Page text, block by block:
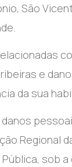
São
e
da sua
Regional
sob